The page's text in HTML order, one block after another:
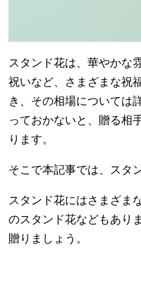
スタンド花は、華やかな
祝いなど、さまざまな祝
き、その相場については
っておかないと、贈る相
ります。
そこで本記事では、スタ
スタンド花にはさまざま
のスタンド花などもあり
贈りましょう。